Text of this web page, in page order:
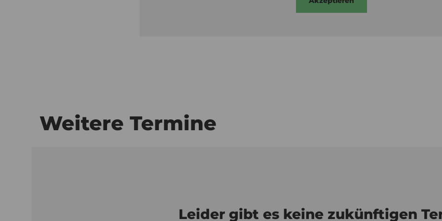
Weitere Termine
Leider gibt es keine zukünftigen